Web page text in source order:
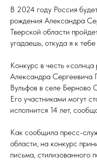
В 2024 году Россия
рождения Александра
Тверской области
угадаешь, откуда я к
Конкурс в честь
Александра Сергеевича
Вульфов в селе Берново
Его участниками могут
исполнится 14 лет,
Как сообщила пресс-
области, на конкурс
письма, стилизованного